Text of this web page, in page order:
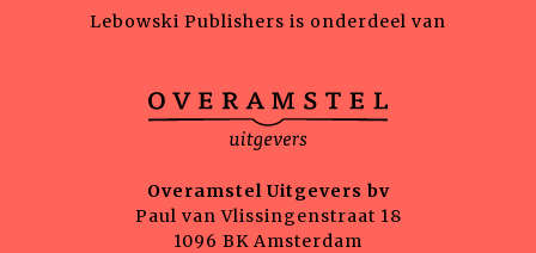
Lebowski Publishers is onderdeel van
Overamstel Uitgevers bv
Paul van Vlissingenstraat 18
1096 BK Amsterdam